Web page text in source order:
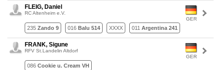
GER
FLEIG, Daniel
RC Altenheim e.V.
235 Zando 9 016 Balu 514 XXXX 011 Argentina 241
GER
FRANK, Sigune
RFV St.Landelin Altdorf
086 Cookie u. Cream VH